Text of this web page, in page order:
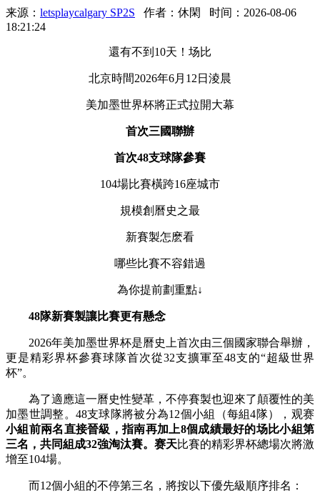
来源： letsplaycalgary SP2S 作者：休閑
时间：2026-08-06
18:21:24
還有不到10天！场比
北京時間2026年6月12日淩晨
美加墨世界杯將正式拉開大幕
首次三國聯辦
首次48支球隊參賽
104場比賽橫跨16座城市
規模創曆史之最
新賽製怎麽看
哪些比賽不容錯過
為你提前劃重點↓
48隊新賽製讓比賽更有懸念
2026年美加墨世界杯是曆史上首次由三個國家聯合舉辦，
更是精彩界杯參賽球隊首次從32支擴軍至48支的“超級世界
杯”。
為了適應這一曆史性變革，不停賽製也迎來了顛覆性的美
加墨世調整。48支球隊將被分為12個小組（每組4隊），观赛
小組前兩名直接晉級，指南再加上8個成績最好的场比小組第
三名，共同組成32強淘汰賽。赛天比賽的精彩界杯總場次將激
增至104場。
而12個小組的不停第三名，將按以下優先級順序排名：